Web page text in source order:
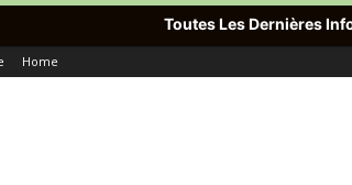
Home
Toutes Les Dernières Informations Du